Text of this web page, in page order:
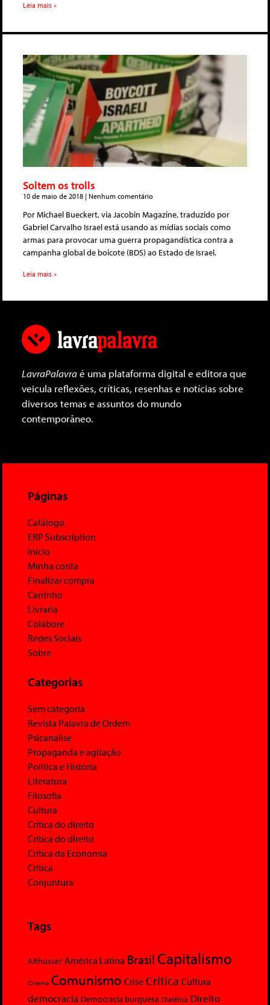
Leia mais »
Soltem os trolls
10 de maio de 2018 Nenhum comentário
Por Michael Bueckert, via Jacobin Magazine, traduzido por
Gabriel Carvalho Israel está usando as mídias sociais como
armas para provocar uma guerra propagandística contra a
campanha global de boicote (BDS) ao Estado de Israel.
Leia mais »
LavraPalavraé uma plataforma digital e editora que
veicula reflexões, críticas, resenhas e notícias sobre
diversos temas e assuntos do mundo
contemporâneo.
Páginas
Catálogo
ERP Subscription
Início
Minha conta
Finalizar compra
Carrinho
Livraria
Colabore
Redes Sociais
Sobre
Categorias
Sem categoria
Revista Palavra de Ordem
Psicanálise
Propaganda e agitação
Política e História
Literatura
Filosofia
Cultura
Crítica do direito
Crítica do direito
Crítica da Economia
Crítica
Conjuntura
Tags
Althusser América Latina Brasil Capitalismo
Cinema Comunismo Crise Crítica Cultura
democracia Democracia burguesa Dialética Direito